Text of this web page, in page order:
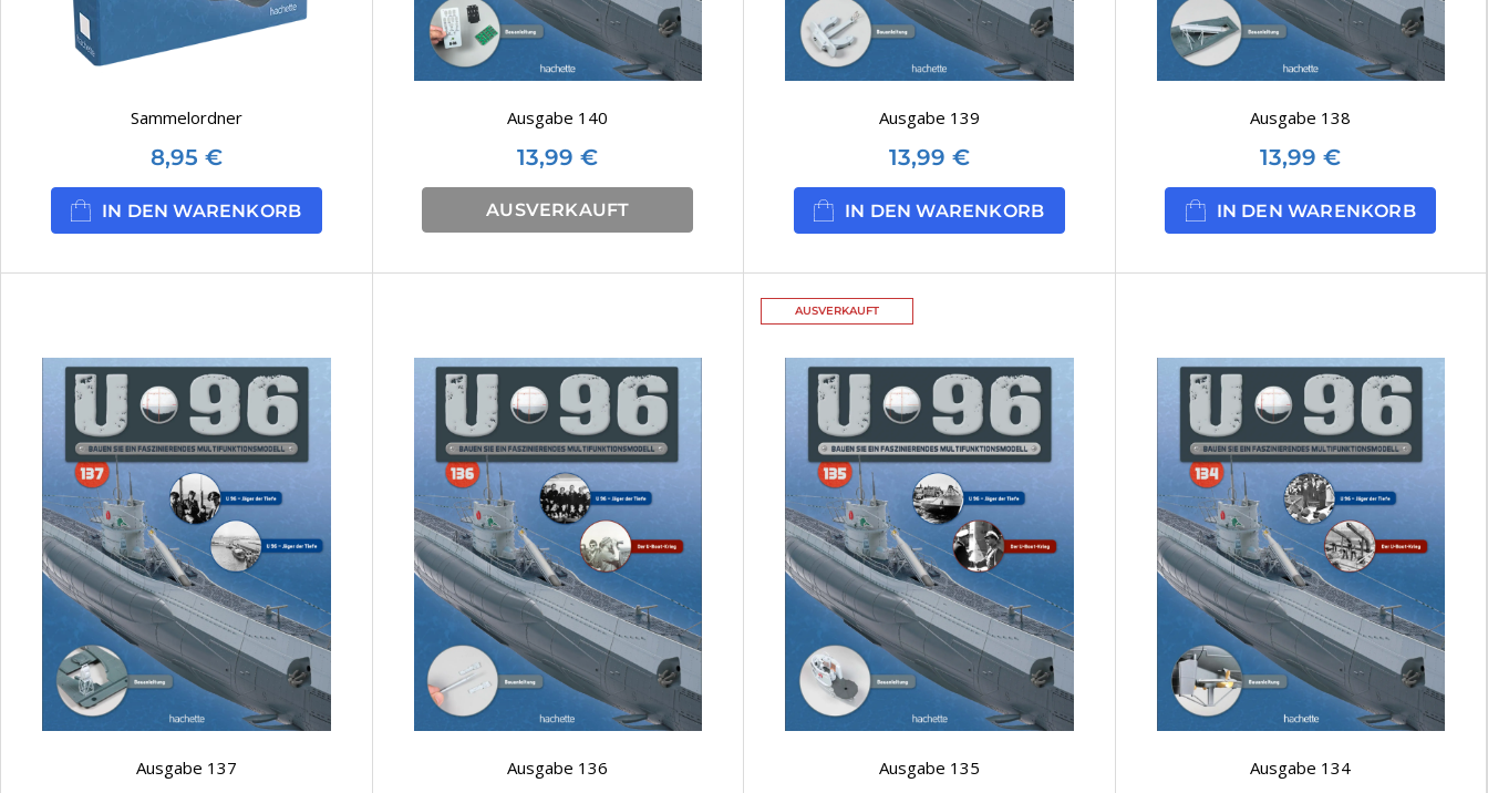
Sammelordner
8,95 €
IN DEN WARENKORB
Ausgabe 140
13,99 €
AUSVERKAUFT
Ausgabe 139
13,99 €
IN DEN WARENKORB
Ausgabe 138
13,99 €
IN DEN WARENKORB
Ausgabe 137 Ausgabe 136
AUSVERKAUFT
Ausgabe 135 Ausgabe 134